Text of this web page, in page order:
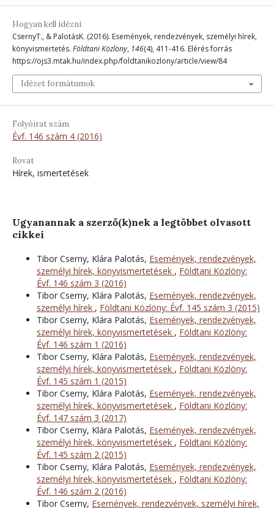
Hogyan kell idézni
CsernyT., & PalotásK. (2016). Események, rendezvények, személyi hírek,
könyvismertetés. Földtani Közlöny, 146(4), 411-416. Elérés forrás
https://ojs3.mtak.hu/index.php/foldtanikozlony/article/view/84
Idézet formátumok
Folyóirat szám
Évf. 146 szám 4 (2016)
Rovat
Hírek, ismertetések
Ugyanannak a szerző(k)nek a legtöbbet olvasott
cikkei
Tibor Cserny, Klára Palotás, Események, rendezvények,
személyi hírek, könyvismertetések , Földtani Közlöny:
Évf. 146 szám 3 (2016)
Tibor Cserny, Klára Palotás, Események, rendezvények,
személyi hírek , Földtani Közlöny: Évf. 145 szám 3 (2015)
Tibor Cserny, Klára Palotás, Események, rendezvények,
személyi hírek, könyvismertetések , Földtani Közlöny:
Évf. 146 szám 1 (2016)
Tibor Cserny, Klára Palotás, Események, rendezvények,
személyi hírek, könyvismertetések , Földtani Közlöny:
Évf. 145 szám 1 (2015)
Tibor Cserny, Klára Palotás, Események, rendezvények,
személyi hírek, könyvismertetések , Földtani Közlöny:
Évf. 147 szám 3 (2017)
Tibor Cserny, Klára Palotás, Események, rendezvények,
személyi hírek, könyvismertetések , Földtani Közlöny:
Évf. 145 szám 2 (2015)
Tibor Cserny, Klára Palotás, Események, rendezvények,
személyi hírek, könyvismertetések , Földtani Közlöny:
Évf. 146 szám 2 (2016)
Tibor Cserny, Események, rendezvények, személyi hírek,